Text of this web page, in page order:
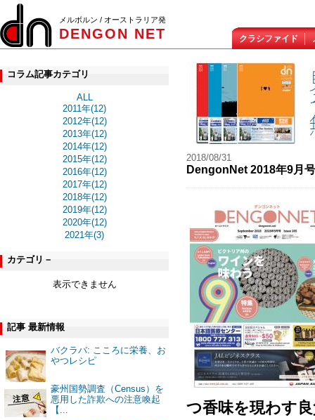
メルボルン / オーストラリア発
DENGON NET クラシファイド
コラム記事カテゴリ
ALL
2011年(12)
2012年(12)
2013年(12)
2014年(12)
2015年(12)
2016年(12)
2017年(12)
2018年(12)
2019年(12)
2020年(12)
2021年(3)
カテゴリ－
表示できません
記事 最新情報
バクラバ: こころに栄養、お
やつレシピ
豪州国勢調査（Census）を
悪用した詐欺への注意喚起
【...
2018/08/31
DengonNet 2018年9月
つ香味を現わす